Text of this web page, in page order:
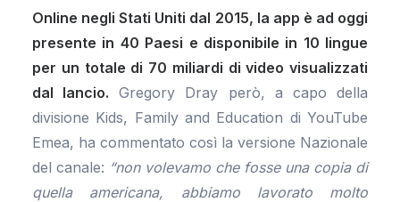
Online negli Stati Uniti dal 2015, la app è ad oggi
presente in 40 Paesi e disponibile in 10 lingue
per un totale di 70 miliardi di video visualizzati
dal lancio. Gregory Dray però, a capo della
divisione Kids, Family and Education di YouTube
Emea, ha commentato così la versione Nazionale
del canale: “non volevamo che fosse una copia di
quella americana, abbiamo lavorato molto